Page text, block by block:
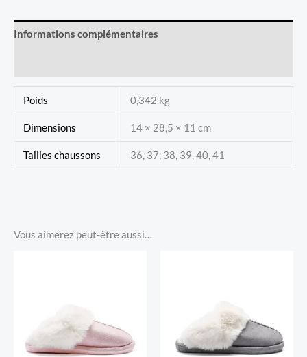
Informations complémentaires
Poids 0,342 kg
Dimensions 14 × 28,5 × 11 cm
Tailles chaussons 36, 37, 38, 39, 40, 41
Vous aimerez peut-être aussi…